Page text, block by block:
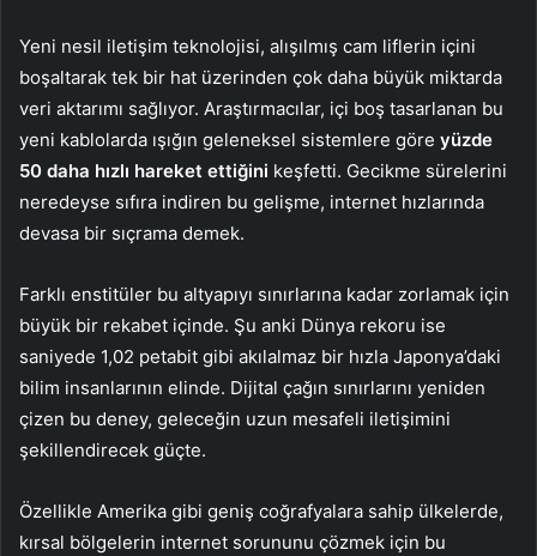
Yeni nesil iletişim teknolojisi, alışılmış cam liflerin içini
boşaltarak tek bir hat üzerinden çok daha büyük miktarda
veri aktarımı sağlıyor. Araştırmacılar, içi boş tasarlanan bu
yeni kablolarda ışığın geleneksel sistemlere göre yüzde
50 daha hızlı hareket ettiğini keşfetti. Gecikme sürelerini
neredeyse sıfıra indiren bu gelişme, internet hızlarında
devasa bir sıçrama demek.
Farklı enstitüler bu altyapıyı sınırlarına kadar zorlamak için
büyük bir rekabet içinde. Şu anki Dünya rekoru ise
saniyede 1,02 petabit gibi akılalmaz bir hızla Japonya’daki
bilim insanlarının elinde. Dijital çağın sınırlarını yeniden
çizen bu deney, geleceğin uzun mesafeli iletişimini
şekillendirecek güçte.
Özellikle Amerika gibi geniş coğrafyalara sahip ülkelerde,
kırsal bölgelerin internet sorununu çözmek için bu